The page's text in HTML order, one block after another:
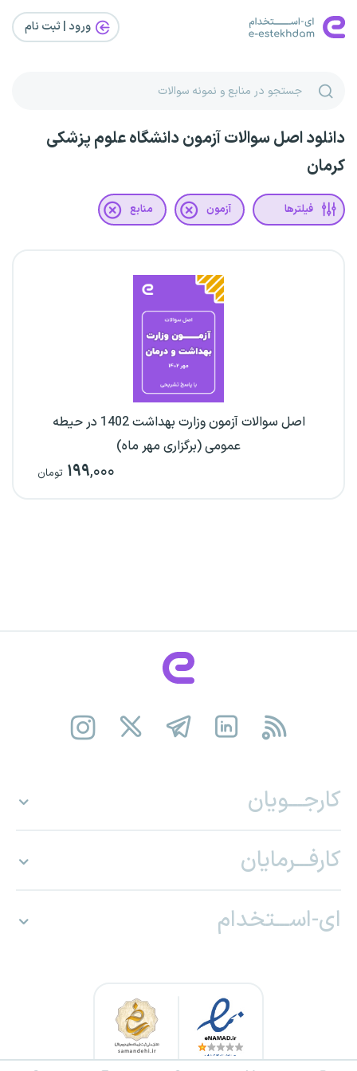
ورود | ثبت‌ نام
دانلود اصل سوالات آزمون دانشگاه علوم پزشکی
کرمان
فیلترها آزمون منابع
اصل سوالات آزمون وزارت بهداشت 1402 در حیطه
عمومی (برگزاری مهر ماه)
۱۹۹,۰۰۰ تومان
کارجـــویان
کارفـــرمایان
ای-اســـتخدام